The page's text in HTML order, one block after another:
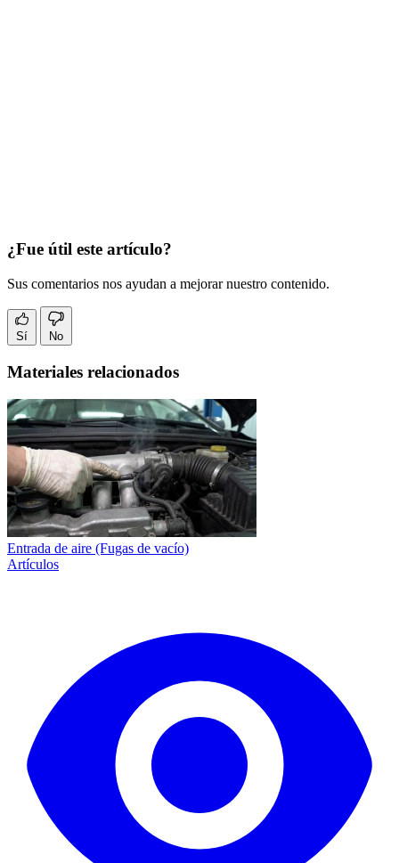
¿Fue útil este artículo?
Sus comentarios nos ayudan a mejorar nuestro contenido.
Sí No
Materiales relacionados
Entrada de aire (Fugas de vacío)
Artículos